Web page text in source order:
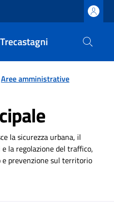
Aree amministrative
la sicurezza urbana, il
la regolazione del traffico,
prevenzione sul territorio